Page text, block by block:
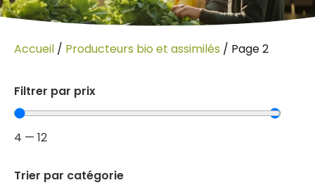
Accueil / Producteurs bio et assimilés / Page 2
Filtrer par prix
4 — 12
Trier par catégorie